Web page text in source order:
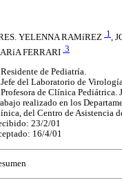
YELENNA RAMíREZ 1,
FERRARI 3
Residente de Pediatría.
Jefe del Laboratorio de
Profesora de Clínica Pediátrica.
realizado en los
del Centro de Asistencia
23/2/01
16/4/01